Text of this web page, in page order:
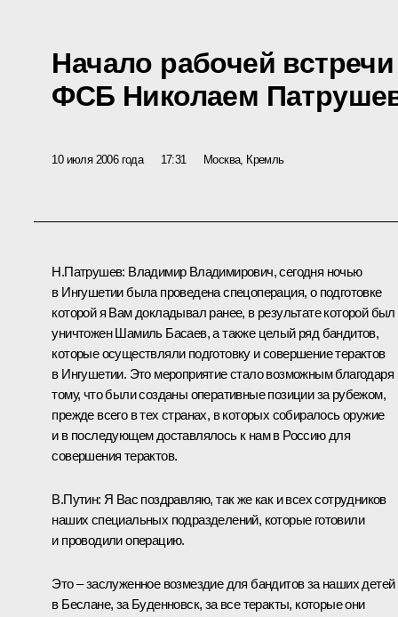
Начало рабочей
ФСБ Николаем
10 июля 2006 года 17:31 Москва, Кремль
Н.Патрушев: Владимир Владимирович, сегодня ночью
в Ингушетии была проведена спецоперация, о подготовке
которой я Вам докладывал ранее, в результате которой был
уничтожен Шамиль Басаев, а также целый ряд бандитов,
которые осуществляли подготовку и совершение терактов
в Ингушетии. Это мероприятие стало возможным благодаря
тому, что были созданы оперативные позиции за рубежом,
прежде всего в тех странах, в которых собиралось оружие
и в последующем доставлялось к нам в Россию для
совершения терактов.
В.Путин: Я Вас поздравляю, так же как и всех сотрудников
наших специальных подразделений, которые готовили
и проводили операцию.
Это – заслуженное возмездие для бандитов за наших детей
в Беслане, за Буденновск, за все теракты, которые они